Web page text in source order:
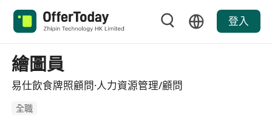
登入
繪圖員
易仕飲食牌照顧問·人力資源管理/顧問
全職